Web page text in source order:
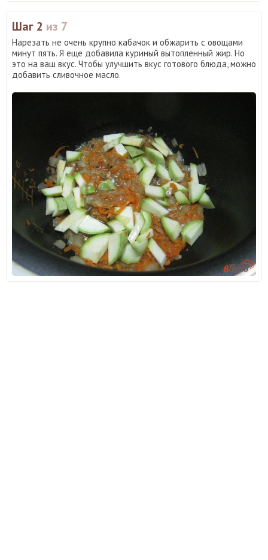
Шаг 2 из 7
Нарезать не очень крупно кабачок и обжарить с овощами
минут пять. Я еще добавила куриный вытопленный жир. Но
это на ваш вкус. Чтобы улучшить вкус готового блюда, можно
добавить сливочное масло.